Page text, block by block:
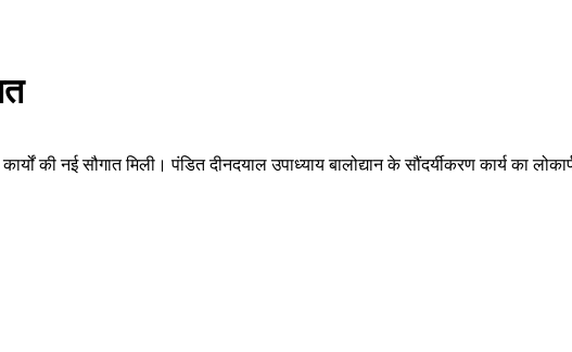
की नई सौगात मिली। पंडित दीनदयाल उपाध्याय बालोद्यान के सौंदर्यीकरण कार्य का